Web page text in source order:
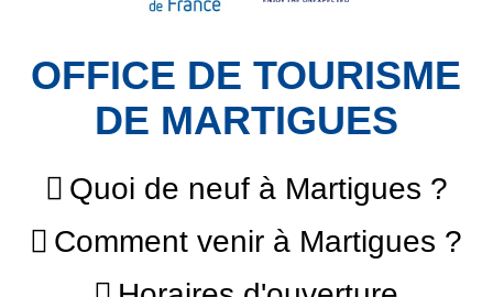
OFFICE DE TOURISME
DE MARTIGUES
Quoi de neuf à Martigues ?
Comment venir à Martigues ?